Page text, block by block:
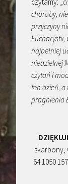
choroby,
przyczyny
Eucharystii,
najpełniej
niedzielnej
czytań i
ten dzień,
pragnienia
skarbony,
64 1050